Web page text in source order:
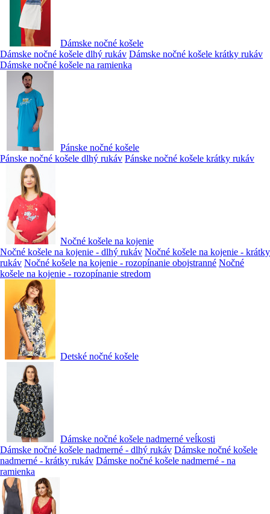
Dámske nočné košele
Dámske nočné košele dlhý rukáv Dámske nočné košele krátky rukáv
Dámske nočné košele na ramienka
Pánske nočné košele
Pánske nočné košele dlhý rukáv Pánske nočné košele krátky rukáv
Nočné košele na kojenie
Nočné košele na kojenie - dlhý rukáv Nočné košele na kojenie - krátky
rukáv Nočné košele na kojenie - rozopínanie obojstranné Nočné
košele na kojenie - rozopínanie stredom
Detské nočné košele
Dámske nočné košele nadmerné veĺkosti
Dámske nočné košele nadmerné - dlhý rukáv Dámske nočné košele
nadmerné - krátky rukáv Dámske nočné košele nadmerné - na
ramienka